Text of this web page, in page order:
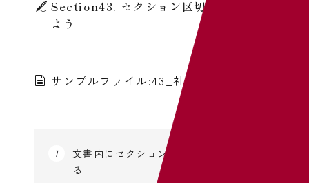
Section43. セクション区切りを設定し
よう
サンプルファイル:43_社員研修.docx
文書内にセクション区切りを設定す
る